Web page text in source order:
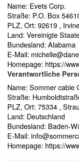
Name: Evets Corp.
Straße: P.O. Box
PLZ, Ort: 92619 ,
Land: Vereinigte
Bundesland: Alabama
E-Mail:
Homepage: https://
Verantwortliche
Name: Sommer cable
Straße:
PLZ, Ort: 75334 ,
Land: Deutschland
Bundesland: Baden-
E-Mail:
Homepage: https://